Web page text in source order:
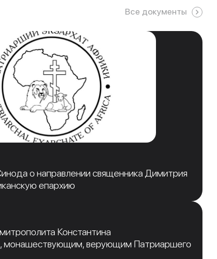
Все документы
о направлении священника Димитрия
епархию
Константина
монашествующим, верующим Патриаршего